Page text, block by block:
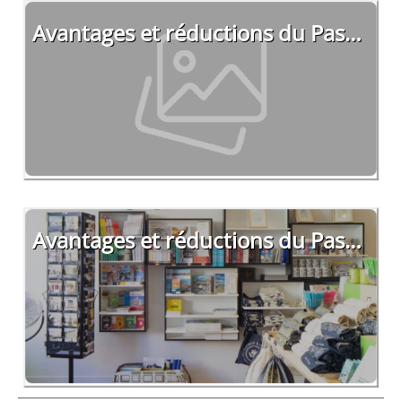
Avantages et réductions du Pass
Avantages et réductions du Pass
du Voyage